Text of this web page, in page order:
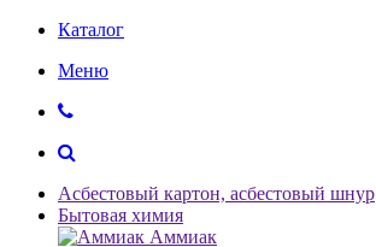
Каталог
Меню
Асбестовый картон, асбестовый шнур
Бытовая химия
Аммиак